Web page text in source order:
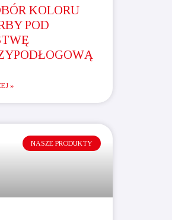
KOLORU
POD
»
NASZE PRODUKTY